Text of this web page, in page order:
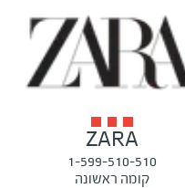
ZARA
1-599-510-510
קומה ראשונה